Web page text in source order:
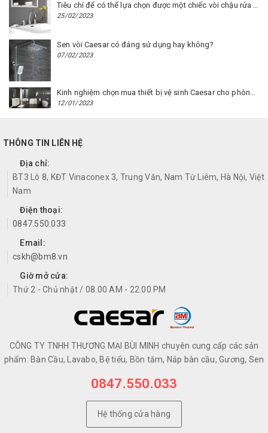
25/02/2023
Sen vòi Caesar có đáng sử dụng hay không?
07/02/2023
12/01/2023
THÔNG TIN LIÊN HỆ
Địa chỉ:
BT3 Lô 8, KĐT Vinaconex 3, Trung Văn, Nam Từ Liêm, Hà Nội, Việt
Nam
Điện thoại:
0847.550.033
Email:
cskh@bm8.vn
Giờ mở cửa:
Thứ 2 - Chủ nhật / 08.00 AM - 22.00 PM
CÔNG TY TNHH THƯƠNG MẠI BÙI MINH chuyên cung cấp các sản
phẩm: Bàn Cầu, Lavabo, Bệ tiểu, Bồn tắm, Nắp bàn cầu, Gương, Sen
0847.550.033
Hệ thống cửa hàng